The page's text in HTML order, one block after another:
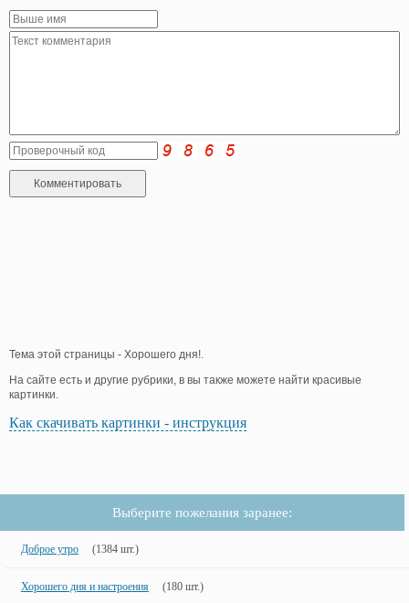
Тема этой страницы - Хорошего дня!.
На сайте есть и другие рубрики, в вы также можете найти красивые
картинки.
Как скачивать картинки - инструкция
Выберите пожелания заранее:
Доброе утро (1384 шт.)
Хорошего дня и настроения (180 шт.)